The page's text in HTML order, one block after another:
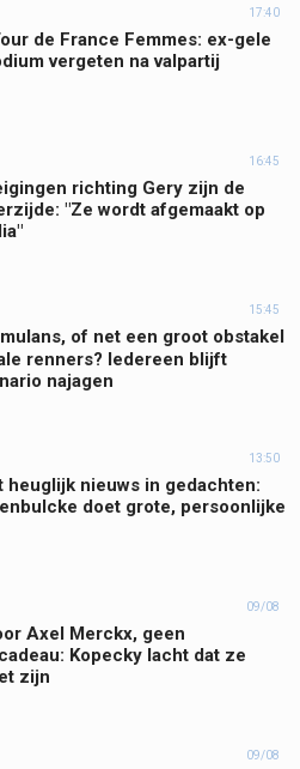
17:40
de France Femmes: ex-gele
vergeten na valpartij
16:45
richting Gery zijn de
"Ze wordt afgemaakt op
15:45
of net een groot obstakel
renners? Iedereen blijft
najagen
13:50
heuglijk nieuws in gedachten:
doet grote, persoonlijke
09/08
Axel Merckx, geen
Kopecky lacht dat ze
zijn
09/08